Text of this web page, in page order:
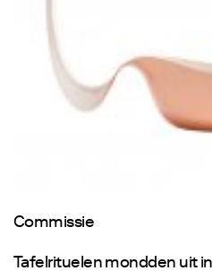
Commissie
Tafelrituelen mondden uit